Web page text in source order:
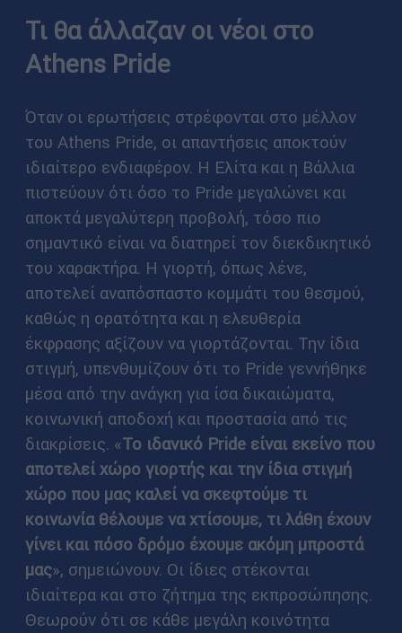
Τι θα άλλαζαν οι νέοι στο
Athens Pride
Όταν οι ερωτήσεις στρέφονται στο μέλλον
του Athens Pride, οι απαντήσεις αποκτούν
ιδιαίτερο ενδιαφέρον. Η Ελίτα και η Βάλλια
πιστεύουν ότι όσο το Pride μεγαλώνει και
αποκτά μεγαλύτερη προβολή, τόσο πιο
σημαντικό είναι να διατηρεί τον διεκδικητικό
του χαρακτήρα. Η γιορτή, όπως λένε,
αποτελεί αναπόσπαστο κομμάτι του θεσμού,
καθώς η ορατότητα και η ελευθερία
έκφρασης αξίζουν να γιορτάζονται. Την ίδια
στιγμή, υπενθυμίζουν ότι το Pride γεννήθηκε
μέσα από την ανάγκη για ίσα δικαιώματα,
κοινωνική αποδοχή και προστασία από τις
διακρίσεις. «Το ιδανικό Pride είναι εκείνο που
αποτελεί χώρο γιορτής και την ίδια στιγμή
χώρο που μας καλεί να σκεφτούμε τι
κοινωνία θέλουμε να χτίσουμε, τι λάθη έχουν
γίνει και πόσο δρόμο έχουμε ακόμη μπροστά
μας», σημειώνουν. Οι ίδιες στέκονται
ιδιαίτερα και στο ζήτημα της εκπροσώπησης.
Θεωρούν ότι σε κάθε μεγάλη κοινότητα